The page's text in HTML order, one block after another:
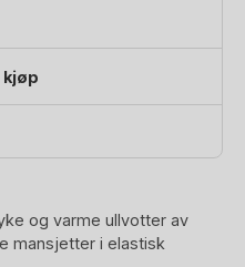
kjøp
og varme ullvotter av
mansjetter i elastisk